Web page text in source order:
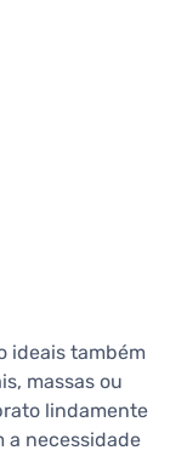
ideais também
massas ou
lindamente
a necessidade